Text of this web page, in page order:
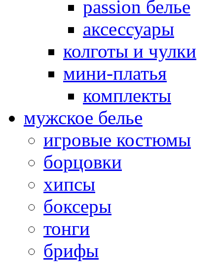
passion белье
аксессуары
колготы и чулки
мини-платья
комплекты
мужское белье
игровые костюмы
борцовки
хипсы
боксеры
тонги
брифы